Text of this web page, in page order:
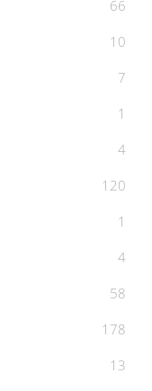
66
10
7
1
4
120
1
4
58
178
13